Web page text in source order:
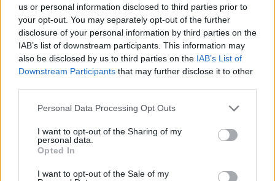
us or personal information disclosed to third parties prior to
your opt-out. You may separately opt-out of the further
disclosure of your personal information by third parties on the
IAB’s list of downstream participants. This information may
also be disclosed by us to third parties on the IAB’s List of
Downstream Participants that may further disclose it to other
Please note that this website/app uses one or more Google
not limited to your visit or usage behaviour. You may click to
grant or deny consent to Google and its third-party tags to
use your data for below specified purposes in below Google
consent section.
Personal Data Processing Opt Outs
I want to opt-out of the Sharing of my
personal data.
Opted In
I want to opt-out of the Sale of my